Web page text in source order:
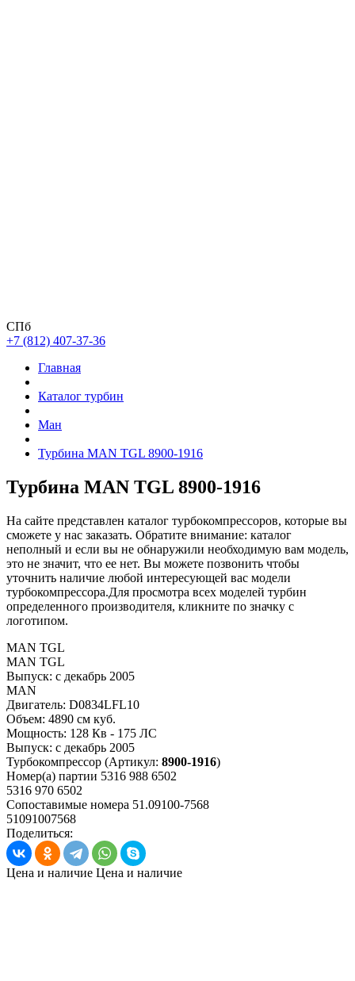
СПб
+7 (812) 407-37-36
Главная
Каталог турбин
Ман
Турбина MAN TGL 8900-1916
Турбина MAN TGL 8900-1916
На сайте представлен каталог турбокомпрессоров, которые вы
сможете у нас заказать. Обратите внимание: каталог
неполный и если вы не обнаружили необходимую вам модель,
это не значит, что ее нет. Вы можете позвонить чтобы
уточнить наличие любой интересующей вас модели
турбокомпрессора.Для просмотра всех моделей турбин
определенного производителя, кликните по значку с
логотипом.
MAN TGL
MAN TGL
Выпуск: с декабрь 2005
MAN
Двигатель: D0834LFL10
Объем: 4890 см куб.
Мощность: 128 Кв - 175 ЛС
Выпуск: с декабрь 2005
Турбокомпрессор (Артикул: 8900-1916)
Номер(а) партии 5316 988 6502
5316 970 6502
Сопоставимые номера 51.09100-7568
51091007568
Поделиться:
Цена и наличие Цена и наличие